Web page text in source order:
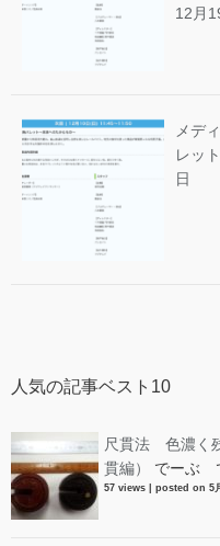
12月
メデ
レット
日
人気の記事ベスト10
尺貫法 色濃く
貫編）
でーぶ
57 views posted on 5